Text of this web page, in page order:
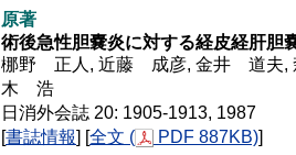
原著
術後急性胆嚢炎に対する経皮経肝胆
梛野 正人, 近藤 成彦, 金井 道夫
木 浩
日消外会誌 20: 1905-1913, 1987
[書誌情報] [全文 ( PDF 887KB)]